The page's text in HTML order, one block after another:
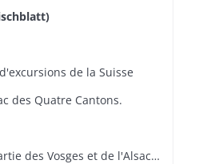
de la Suisse
des Quatre Cantons.
Carte mineralogique d'une partie des Vosges et de l'Alsace (Thann-Guebwiller, Colmar, Neuf-Brisach)